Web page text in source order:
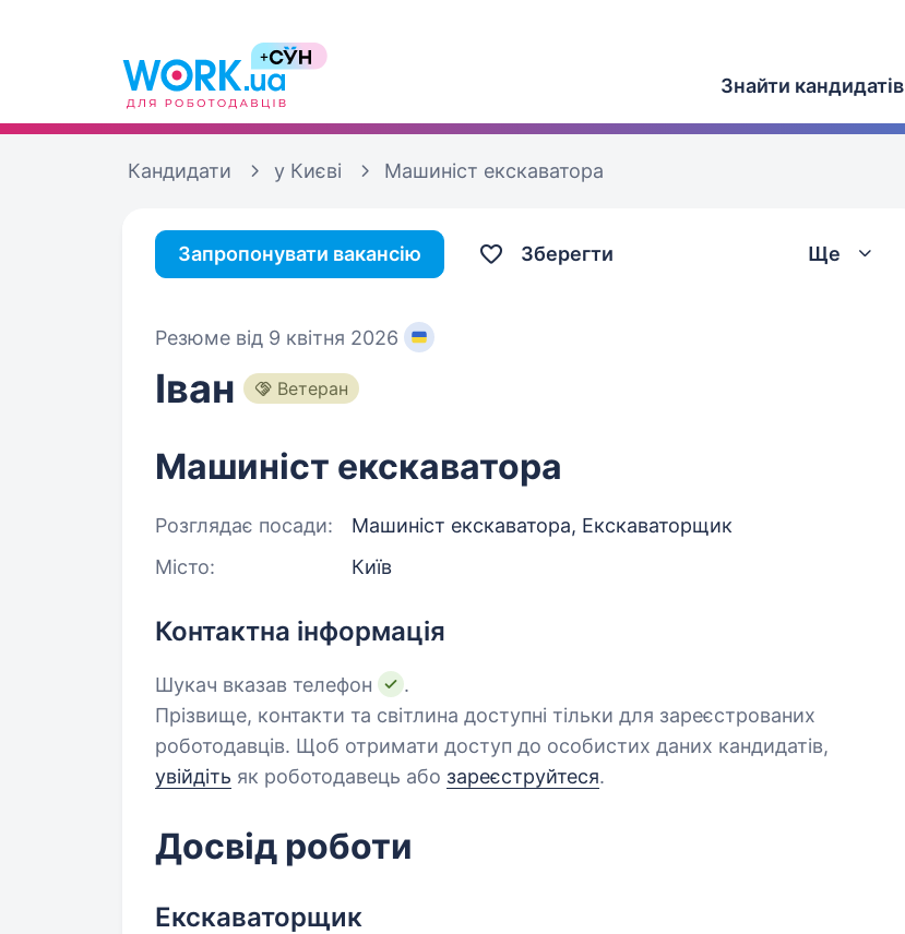
Знайти кандидатів
Кандидати у Києві Машиніст екскаватора
Запропонувати вакансію Зберегти Ще
Резюме від 9 квітня 2026
Іван Ветеран
Машиніст екскаватора
Розглядає посади:
Машиніст екскаватора, Екскаваторщик
Місто:
Київ
Контактна інформація
Шукач вказав телефон
.
Прізвище, контакти та світлина доступні тільки для зареєстрованих
роботодавців. Щоб отримати доступ до особистих даних кандидатів,
увійдіть як роботодавець або зареєструйтеся.
Досвід роботи
Екскаваторщик